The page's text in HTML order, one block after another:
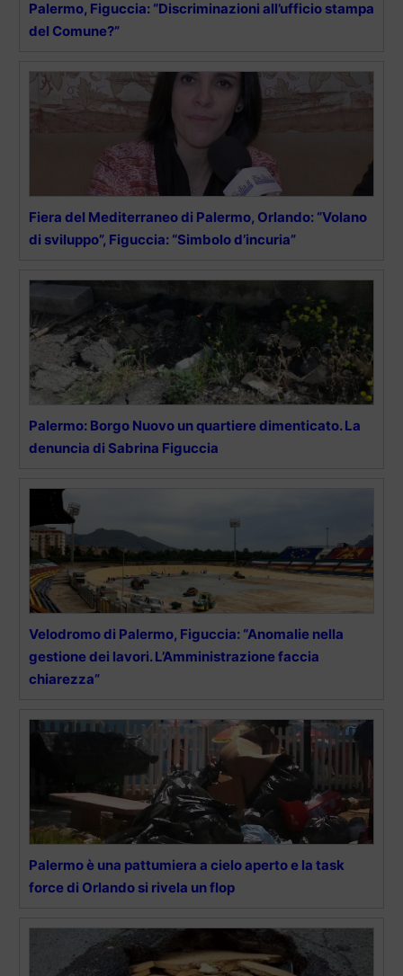
Palermo, Figuccia: “Discriminazioni all’ufficio stampa
del Comune?”
Fiera del Mediterraneo di Palermo, Orlando: “Volano
di sviluppo”, Figuccia: “Simbolo d’incuria”
Palermo: Borgo Nuovo un quartiere dimenticato. La
denuncia di Sabrina Figuccia
Velodromo di Palermo, Figuccia: “Anomalie nella
gestione dei lavori. L’Amministrazione faccia
chiarezza”
Palermo è una pattumiera a cielo aperto e la task
force di Orlando si rivela un flop